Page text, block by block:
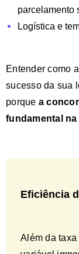
parcelamento
Logística e
Entender como
sucesso da sua
porque a
fundamental
Eficiência
Além da taxa